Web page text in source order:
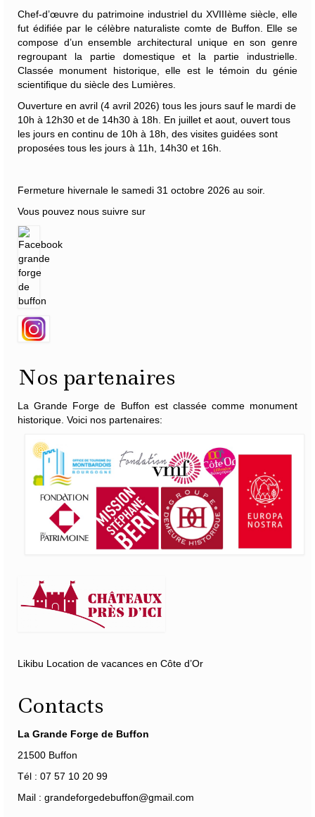
Chef-d’œuvre du patrimoine industriel du XVIIIème siècle, elle
fut édifiée par le célèbre naturalistecomte de Buffon . Elle se
compose d’un ensemble architectural unique en son genre
regroupant la partie domestique et la partie industrielle.
Classée monument historique, elle est le témoin du génie
scientifique du siècle des Lumières.
Ouverture en avril (4 avril 2026) tous les jours sauf le mardi de
10h à 12h30 et de 14h30 à 18h. En juillet et aout, ouvert tous
les jours en continu de 10h à 18h, des visites guidées sont
proposées tous les jours à 11h, 14h30 et 16h.
Fermeture hivernale le samedi 31 octobre 2026 au soir.
Vous pouvez nous suivre sur
Nos partenaires
La Grande Forge de Buffon est classée comme monument
historique. Voici nos partenaires:
Likibu Location de vacances en Côte d’Or
Contacts
La Grande Forge de Buffon
21500 Buffon
Tél : 07 57 10 20 99
Mail : grandeforgedebuffon@gmail.com